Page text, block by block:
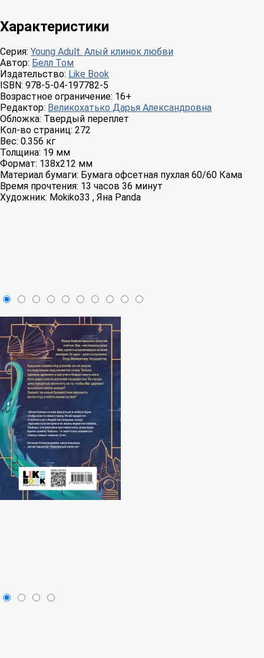
Характеристики
Серия: Young Adult. Алый клинок любви
Автор: Белл Том
Издательство: Like Book
ISBN: 978-5-04-197782-5
Возрастное ограничение: 16+
Редактор: Великохатько Дарья Александровна
Обложка: Твердый переплет
Кол-во страниц: 272
Вес: 0.356 кг
Толщина: 19 мм
Формат: 138x212 мм
Материал бумаги: Бумага офсетная пухлая 60/60 Кама
Время прочтения: 13 часов 36 минут
Художник: Mokiko33 , Яна Panda